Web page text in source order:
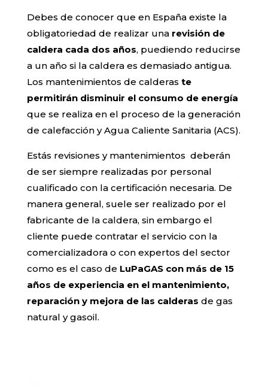
Debes de conocer que en España existe la
obligatoriedad de realizar una revisión de
caldera cada dos años, puediendo reducirse
a un año si la caldera es demasiado antigua.
Los mantenimientos de calderas te
permitirán disminuir el consumo de energía
que se realiza en el proceso de la generación
de calefacción y Agua Caliente Sanitaria (ACS).
Estás revisiones y mantenimientos deberán
de ser siempre realizadas por personal
cualificado con la certificación necesaria. De
manera general, suele ser realizado por el
fabricante de la caldera, sin embargo el
cliente puede contratar el servicio con la
comercializadora o con expertos del sector
como es el caso de LuPaGAS con más de 15
años de experiencia en el mantenimiento,
reparación y mejora de las calderas de gas
natural y gasoil.